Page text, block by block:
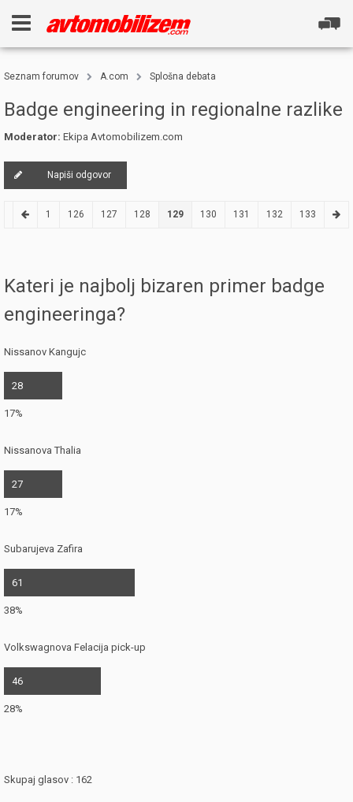
Seznam forumov A.com Splošna debata
Badge engineering in regionalne razlike
Moderator: Ekipa Avtomobilizem.com
Napiši odgovor
1 126 127 128 129 130 131 132 133
Kateri je najbolj bizaren primer badge
engineeringa?
Nissanov Kangujc
28
17%
Nissanova Thalia
27
17%
Subarujeva Zafira
61
38%
Volkswagnova Felacija pick-up
46
28%
Skupaj glasov : 162